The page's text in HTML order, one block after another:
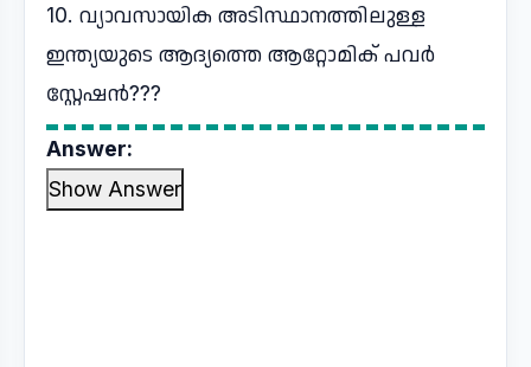
10. വ്യാവസായിക അടിസ്ഥാനത്തിലുള്ള
ഇന്ത്യയുടെ ആദ്യത്തെ ആറ്റോമിക് പവർ
സ്റ്റേഷൻ???
Answer:
Show Answer